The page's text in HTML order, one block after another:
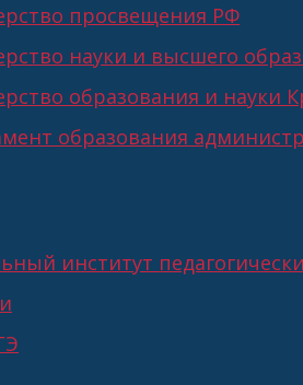
просвещения РФ
науки и высшего
образования и науки
образования
институт